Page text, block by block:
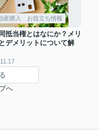
産購入 お役立ち情報
同抵当権とはなにか？メリ
デメリットについて解
へ